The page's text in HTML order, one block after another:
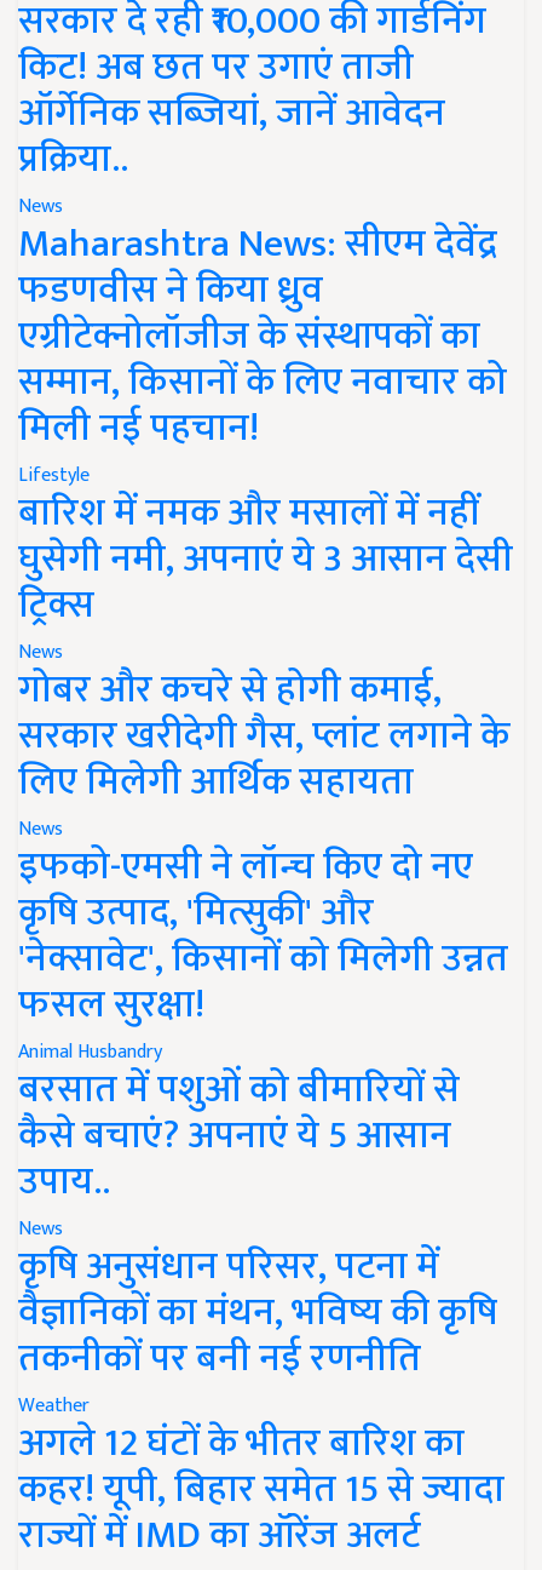
सरकार दे रही ₹10,000 की गार्डनिंग
किट! अब छत पर उगाएं ताजी
ऑर्गेनिक सब्जियां, जानें आवेदन
प्रक्रिया..
News
Maharashtra News: सीएम देवेंद्र
फडणवीस ने किया ध्रुव
एग्रीटेक्नोलॉजीज के संस्थापकों का
सम्मान, किसानों के लिए नवाचार को
मिली नई पहचान!
Lifestyle
बारिश में नमक और मसालों में नहीं
घुसेगी नमी, अपनाएं ये 3 आसान देसी
ट्रिक्स
News
गोबर और कचरे से होगी कमाई,
सरकार खरीदेगी गैस, प्लांट लगाने के
लिए मिलेगी आर्थिक सहायता
News
इफको-एमसी ने लॉन्च किए दो नए
कृषि उत्पाद, 'मित्सुकी' और
'नेक्सावेट', किसानों को मिलेगी उन्नत
फसल सुरक्षा!
Animal Husbandry
बरसात में पशुओं को बीमारियों से
कैसे बचाएं? अपनाएं ये 5 आसान
उपाय..
News
कृषि अनुसंधान परिसर, पटना में
वैज्ञानिकों का मंथन, भविष्य की कृषि
तकनीकों पर बनी नई रणनीति
Weather
अगले 12 घंटों के भीतर बारिश का
कहर! यूपी, बिहार समेत 15 से ज्यादा
राज्यों में IMD का ऑरेंज अलर्ट